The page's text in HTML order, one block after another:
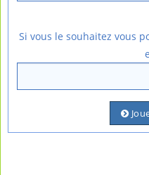
Si vous le souhaitez vous